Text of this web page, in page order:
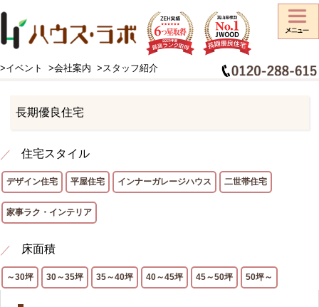
>イベント >会社案内 >スタッフ紹介
HOME > 施工事例> 性能別 > 長期優良住宅
長期優良住宅
住宅スタイル
デザイン住宅 平屋住宅 インナーガレージハウス 二世帯住宅
家事ラク・インテリア
床面積
～30坪 30～35坪 35～40坪 40～45坪 45～50坪 50坪～